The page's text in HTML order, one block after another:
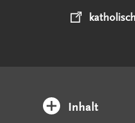
Inhalt